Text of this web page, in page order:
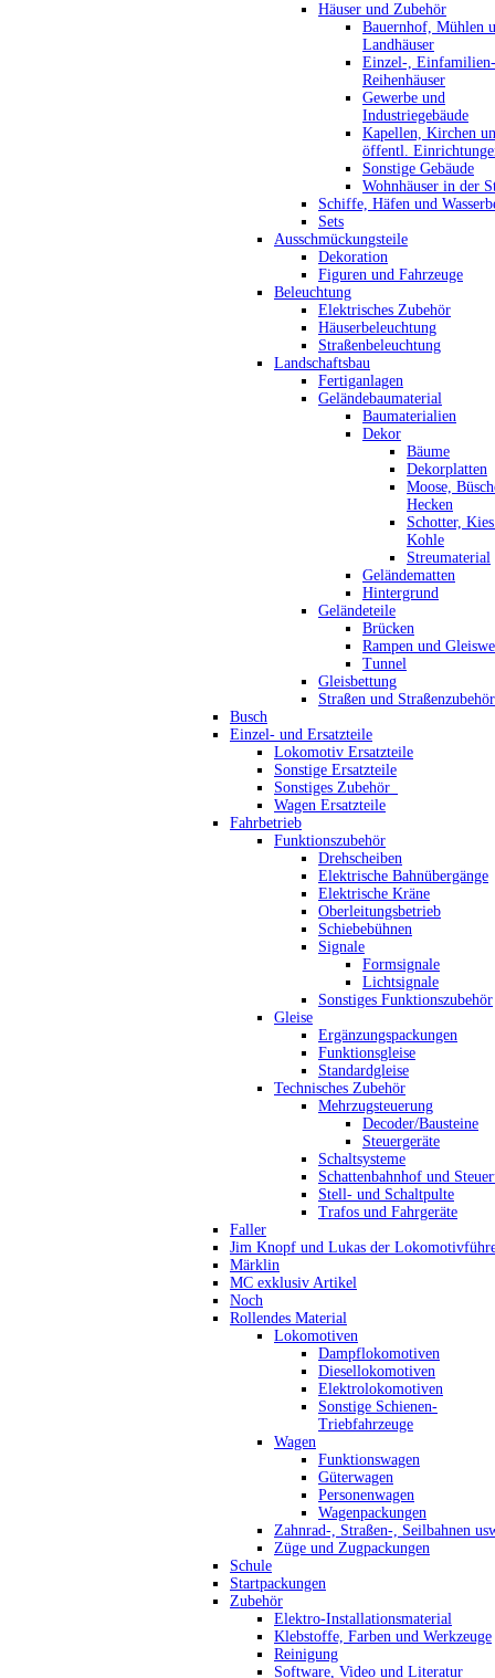
Häuser und Zubehör
Bauernhof, Mühlen
Landhäuser
Einzel-,
Reihenhäuser
Gewerbe und
Industriegebäude
Kapellen, Kirchen
öffentl.
Sonstige Gebäude
Wohnhäuser in der
Schiffe, Häfen und
Sets
Ausschmückungsteile
Dekoration
Figuren und Fahrzeuge
Beleuchtung
Elektrisches Zubehör
Häuserbeleuchtung
Straßenbeleuchtung
Landschaftsbau
Fertiganlagen
Geländebaumaterial
Baumaterialien
Dekor
Bäume
Dekorplatten
Moose,
Hecken
Schotter,
Kohle
Streumaterial
Geländematten
Hintergrund
Geländeteile
Brücken
Rampen und
Tunnel
Gleisbettung
Straßen und Straßenzubehör
Busch
Einzel- und Ersatzteile
Lokomotiv Ersatzteile
Sonstige Ersatzteile
Sonstiges Zubehör_
Wagen Ersatzteile
Fahrbetrieb
Funktionszubehör
Drehscheiben
Elektrische Bahnübergänge
Elektrische Kräne
Oberleitungsbetrieb
Schiebebühnen
Signale
Formsignale
Lichtsignale
Sonstiges Funktionszubehör
Gleise
Ergänzungspackungen
Funktionsgleise
Standardgleise
Technisches Zubehör
Mehrzugsteuerung
Decoder/Bausteine
Steuergeräte
Schaltsysteme
Schattenbahnhof und
Stell- und Schaltpulte
Trafos und Fahrgeräte
Faller
Jim Knopf und Lukas der
Märklin
MC exklusiv Artikel
Noch
Rollendes Material
Lokomotiven
Dampflokomotiven
Diesellokomotiven
Elektrolokomotiven
Sonstige Schienen-
Triebfahrzeuge
Wagen
Funktionswagen
Güterwagen
Personenwagen
Wagenpackungen
Zahnrad-, Straßen-, Seilbahnen
Züge und Zugpackungen
Schule
Startpackungen
Zubehör
Elektro-Installationsmaterial
Klebstoffe, Farben und Werkzeuge
Reinigung
Software, Video und Literatur